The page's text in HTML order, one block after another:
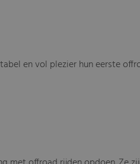
en vol plezier hun eerste